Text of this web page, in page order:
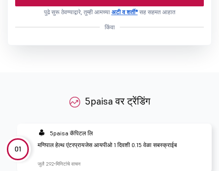
पुढे सुरू ठेवण्याद्वारे, तुम्ही आमच्या अटी व शर्ती*सह सहमत आहात
किंवा
5paisa वर ट्रेंडिंग
01
5paisa कॅपिटल लि
मणिपाल हेल्थ एंटरप्रायजेस आयपीओ 1 दिवशी 0.15 वेळा सबस्क्राईब
जुलै 292 मिनिटांचे वाचन